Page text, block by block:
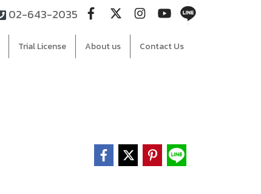
02-643-2035
Trial License About us Contact Us